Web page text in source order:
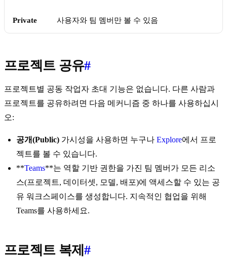
Private 사용자와 팀 멤버만 볼 수 있음
프로젝트 공유#
프로젝트별 공동 작업자 초대 기능은 없습니다. 다른 사람과
프로젝트를 공유하려면 다음 메커니즘 중 하나를 사용하십시
오:
공개(Public) 가시성을 사용하면 누구나 Explore에서 프로
젝트를 볼 수 있습니다.
**Teams**는 역할 기반 권한을 가진 팀 멤버가 모든 리소
스(프로젝트, 데이터셋, 모델, 배포)에 액세스할 수 있는 공
유 워크스페이스를 생성합니다. 지속적인 협업을 위해
Teams를 사용하세요.
프로젝트 복제#